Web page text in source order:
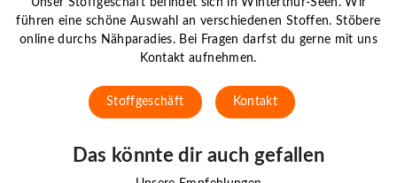
führen eine schöne Auswahl an verschiedenen Stoffen. Stöbere
online durchs Nähparadies. Bei Fragen darfst du gerne mit uns
Kontakt aufnehmen.
Stoffgeschäft Kontakt
Das könnte dir auch gefallen